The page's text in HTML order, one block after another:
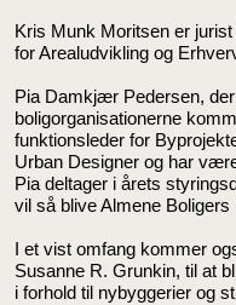
Kris Munk Moritsen er
for Arealudvikling og
Pia Damkjær Pedersen,
boligorganisationerne
funktionsleder for
Urban Designer og har
Pia deltager i årets
vil så blive Almene
I et vist omfang kommer
Susanne R. Grunkin, til at
i forhold til nybyggerier og